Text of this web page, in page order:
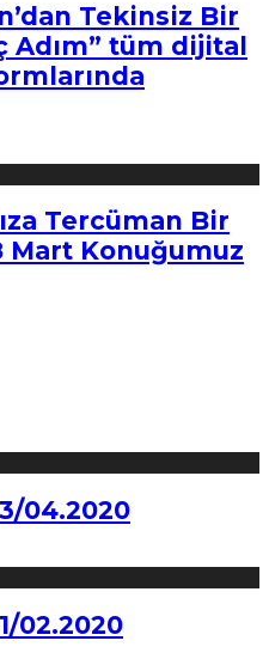
Tekinsiz Bir
Adım” tüm dijital
Tercüman Bir
Mart Konuğumuz
04.2020
02.2020